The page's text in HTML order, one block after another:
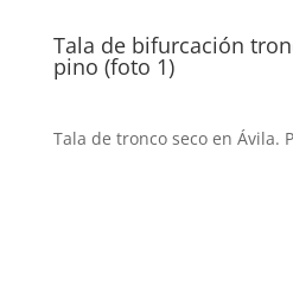
Tala de bifurcación
pino (foto 1)
Tala de tronco seco en Ávila.